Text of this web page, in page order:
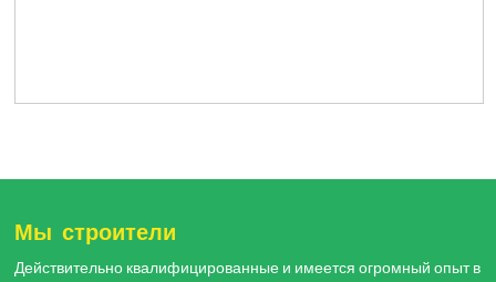
Мы строители
Действительно квалифицированные и имеется огромный опыт в